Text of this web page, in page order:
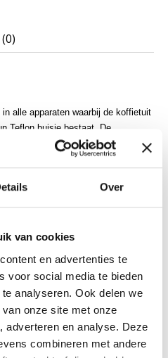
Over
van cookies
en advertenties te
voor social media te bieden
analyseren. Ook delen we
onze site met onze
adverteren en analyse. Deze
combineren met andere
alle apparaten waarbij de koffietuit
Teflon buisje bestaat. De
Jura Impressa en Aeg